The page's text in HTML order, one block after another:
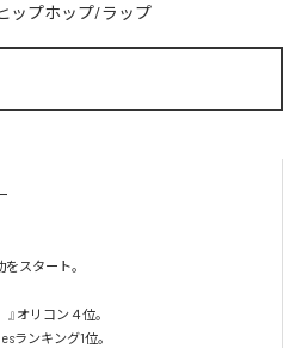
ップホップ/ラップ
スタート。
オリコン４位。
ランキング1位。